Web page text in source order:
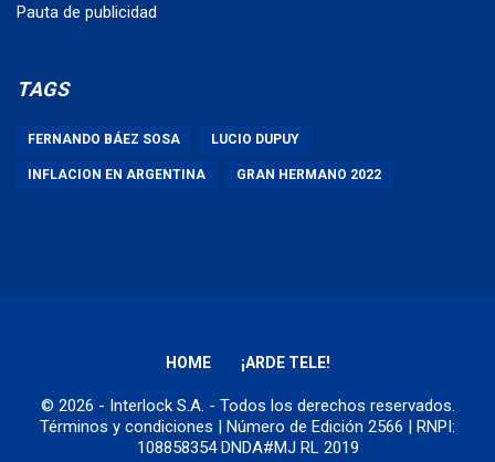
Pauta de publicidad
TAGS
FERNANDO BÁEZ SOSA LUCIO DUPUY
INFLACION EN ARGENTINA GRAN HERMANO 2022
HOME ¡ARDE TELE!
© 2026 - Interlock S.A. - Todos los derechos reservados.
Términos y condiciones | Número de Edición 2566 | RNPI:
108858354 DNDA#MJ RL 2019